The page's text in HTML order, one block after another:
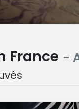
France -